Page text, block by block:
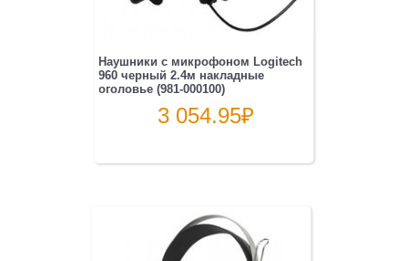
Наушники с микрофоном Logitech
960 черный 2.4м накладные
оголовье (981-000100)
3 054.95₽